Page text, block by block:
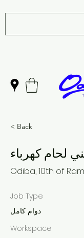
< Back
لحام كهرباء
Odiba, 10th of
Job Type
دوام كامل
Workspace